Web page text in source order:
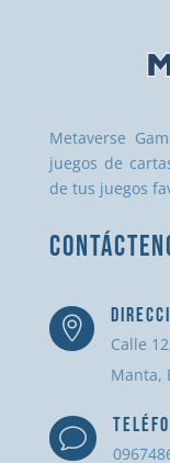
Metaverse
juegos de
de tus juegos

Calle
Manta,
v